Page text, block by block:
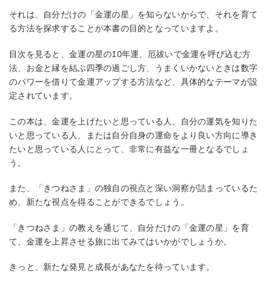
それは、自分だけの「金運の星」を知らないからで、それを育て
る方法を探求することが本書の目的となっていますよ。
目次を見ると、金運の星の10年運、厄祓いで金運を呼び込む方
法、お金と縁を結ぶ四季の過ごし方、うまくいかないときは数字
のパワーを借りて金運アップする方法など、具体的なテーマが設
定されています。
この本は、金運を上げたいと思っている人、自分の運気を知りた
いと思っている人、または自分自身の運命をより良い方向に導き
たいと思っている人にとって、非常に有益な一冊となるでしょ
う。
また、「きつねさま」の独自の視点と深い洞察が詰まっているた
め、新たな視点を得ることができるでしょう。
「きつねさま」の教えを通じて、自分だけの「金運の星」を育
て、金運を上昇させる旅に出てみてはいかがでしょうか。
きっと、新たな発見と成長があなたを待っています。